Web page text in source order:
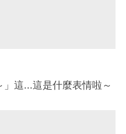
」這...這是什麼表情啦～